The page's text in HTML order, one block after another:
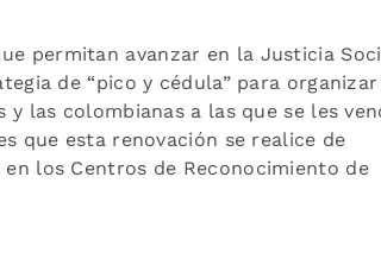
permitan avanzar en la Justicia
de “pico y cédula” para
las colombianas a las que se les
que esta renovación se realice de
los Centros de Reconocimiento de